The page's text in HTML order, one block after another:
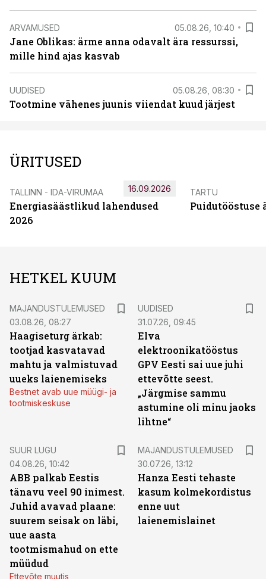
ARVAMUSED 05.08.26, 10:40
Jane Oblikas: ärme anna odavalt ära ressurssi,
mille hind ajas kasvab
UUDISED 05.08.26, 08:30
Tootmine vähenes juunis viiendat kuud järjest
ÜRITUSED
TALLINN - IDA-VIRUMAA
Energiasäästlikud lahendused
2026
16.09.2026 TARTU
Puidutööstuse
HETKEL KUUM
MAJANDUSTULEMUSED
03.08.26, 08:27
Haagiseturg ärkab:
tootjad kasvatavad
mahtu ja valmistuvad
uueks laienemiseks
Bestnet avab uue müügi- ja
tootmiskeskuse
UUDISED
31.07.26, 09:45
Elva
elektroonikatööstus
GPV Eesti sai uue juhi
ettevõtte seest.
„Järgmise sammu
astumine oli minu jaoks
lihtne“
SUUR LUGU
04.08.26, 10:42
ABB palkab Eestis
tänavu veel 90 inimest.
Juhid avavad plaane:
suurem seisak on läbi,
uue aasta
tootmismahud on ette
müüdud
Ettevõte muutis
MAJANDUSTULEMUSED
30.07.26, 13:12
Hanza Eesti tehaste
kasum kolmekordistus
enne uut
laienemislainet